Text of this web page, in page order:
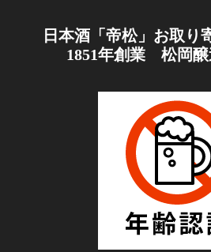
日本酒「帝松」お取り
1851年創業 松岡醸